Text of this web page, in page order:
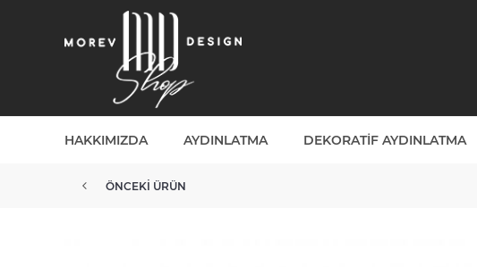
HAKKIMIZDA AYDINLATMA DEKORATIF AYDINLATMA
ÖNCEKI ÜRÜN